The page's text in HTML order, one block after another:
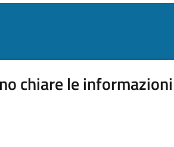
chiare le